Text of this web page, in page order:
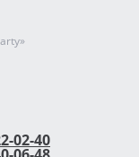
02-40